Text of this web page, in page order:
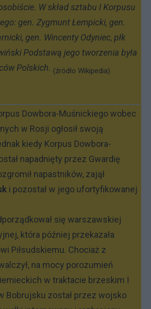
W skład sztabu I Korpusu
gen. Zygmunt Łempicki, gen.
gen. Wincenty Odyniec, płk
Podstawą jego tworzenia była
Polskich. (źródło Wikipedia)
Dowbora-Muśnickiego wobec
w Rosji ogłosił swoją
kiedy Korpus Dowbora-
napadnięty przez Gwardię
napastników, zajął
i pozostał w jego ufortyfikowanej
się warszawskiej
która później przekazała
Piłsudskiemu. Chociaż z
na mocy porozumień
w traktacie brzeskim I
Bobrujsku został przez wojsko